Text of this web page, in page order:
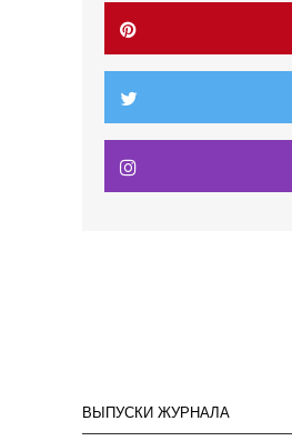
ВЫПУСКИ ЖУРНАЛА